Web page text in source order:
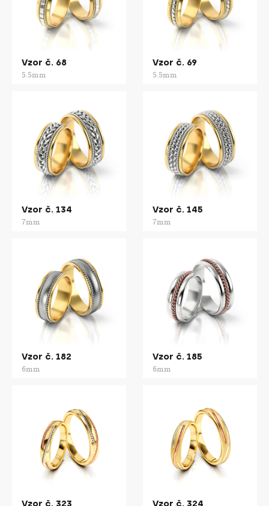
Vzor č. 68
5.5mm
Vzor č. 69
5.5mm
Vzor č. 134
7mm
Vzor č. 145
7mm
Vzor č. 182
6mm
Vzor č. 185
6mm
Vzor č. 323 Vzor č. 324